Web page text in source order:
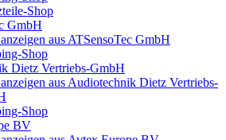
Shop
GmbH
aus ATSensoTec GmbH
Shop
Dietz Vertriebs-GmbH
aus Audiotechnik Dietz Vertriebs-
Shop
BV